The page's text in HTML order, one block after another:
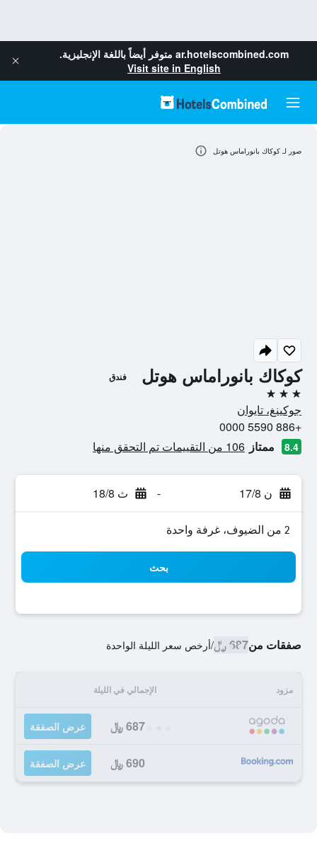
ar.hotelscombined.com متوفر أيضاً باللغة الإنجليزية.
Visit site in English
كوكاك بانوراماس هوتل فندق
3 نجوم
جوكينغ، تايوان
+886 5590 0000
8.4 ممتاز 106 من التقييمات تم التحقق منها
ن 17/8 - ث 18/8
2 من الضيوف، غرفة واحدة
بحث
صفقات من687 ﷼ /أرخص سعر الليلة الواحدة
مزود الإجمالي في الليلة
687 ﷼ عرض الصفقة
690 ﷼ عرض الصفقة
صور لـ كوكاك بانوراماس هوتل